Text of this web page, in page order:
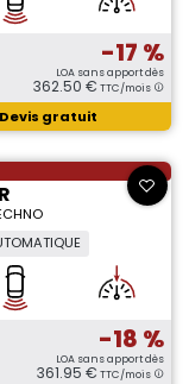
-17 %
LOA sans apport dès
362.50 € TTC/mois
Devis gratuit
-18 %
LOA sans apport dès
361.95 € TTC/mois